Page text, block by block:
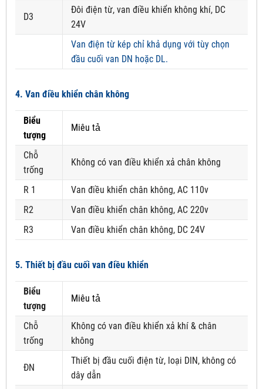
D3
Đôi điện từ, van điều khiển không khí, DC
24V
Van điện từ kép chỉ khả dụng với tùy chọn
đầu cuối van DN hoặc DL.
4. Van điều khiển chân không
Biểu
tượng
Miêu tả
Chỗ
trống
Không có van điều khiển xả chân không
R 1
Van điều khiển chân không, AC 110v
R2
Van điều khiển chân không, AC 220v
R3
Van điều khiển chân không, DC 24V
5. Thiết bị đầu cuối van điều khiển
Biểu
tượng
Miêu tả
Chỗ
trống
Không có van điều khiển xả khí & chân
không
ĐN
Thiết bị đầu cuối điện từ, loại DIN, không có
dây dẫn